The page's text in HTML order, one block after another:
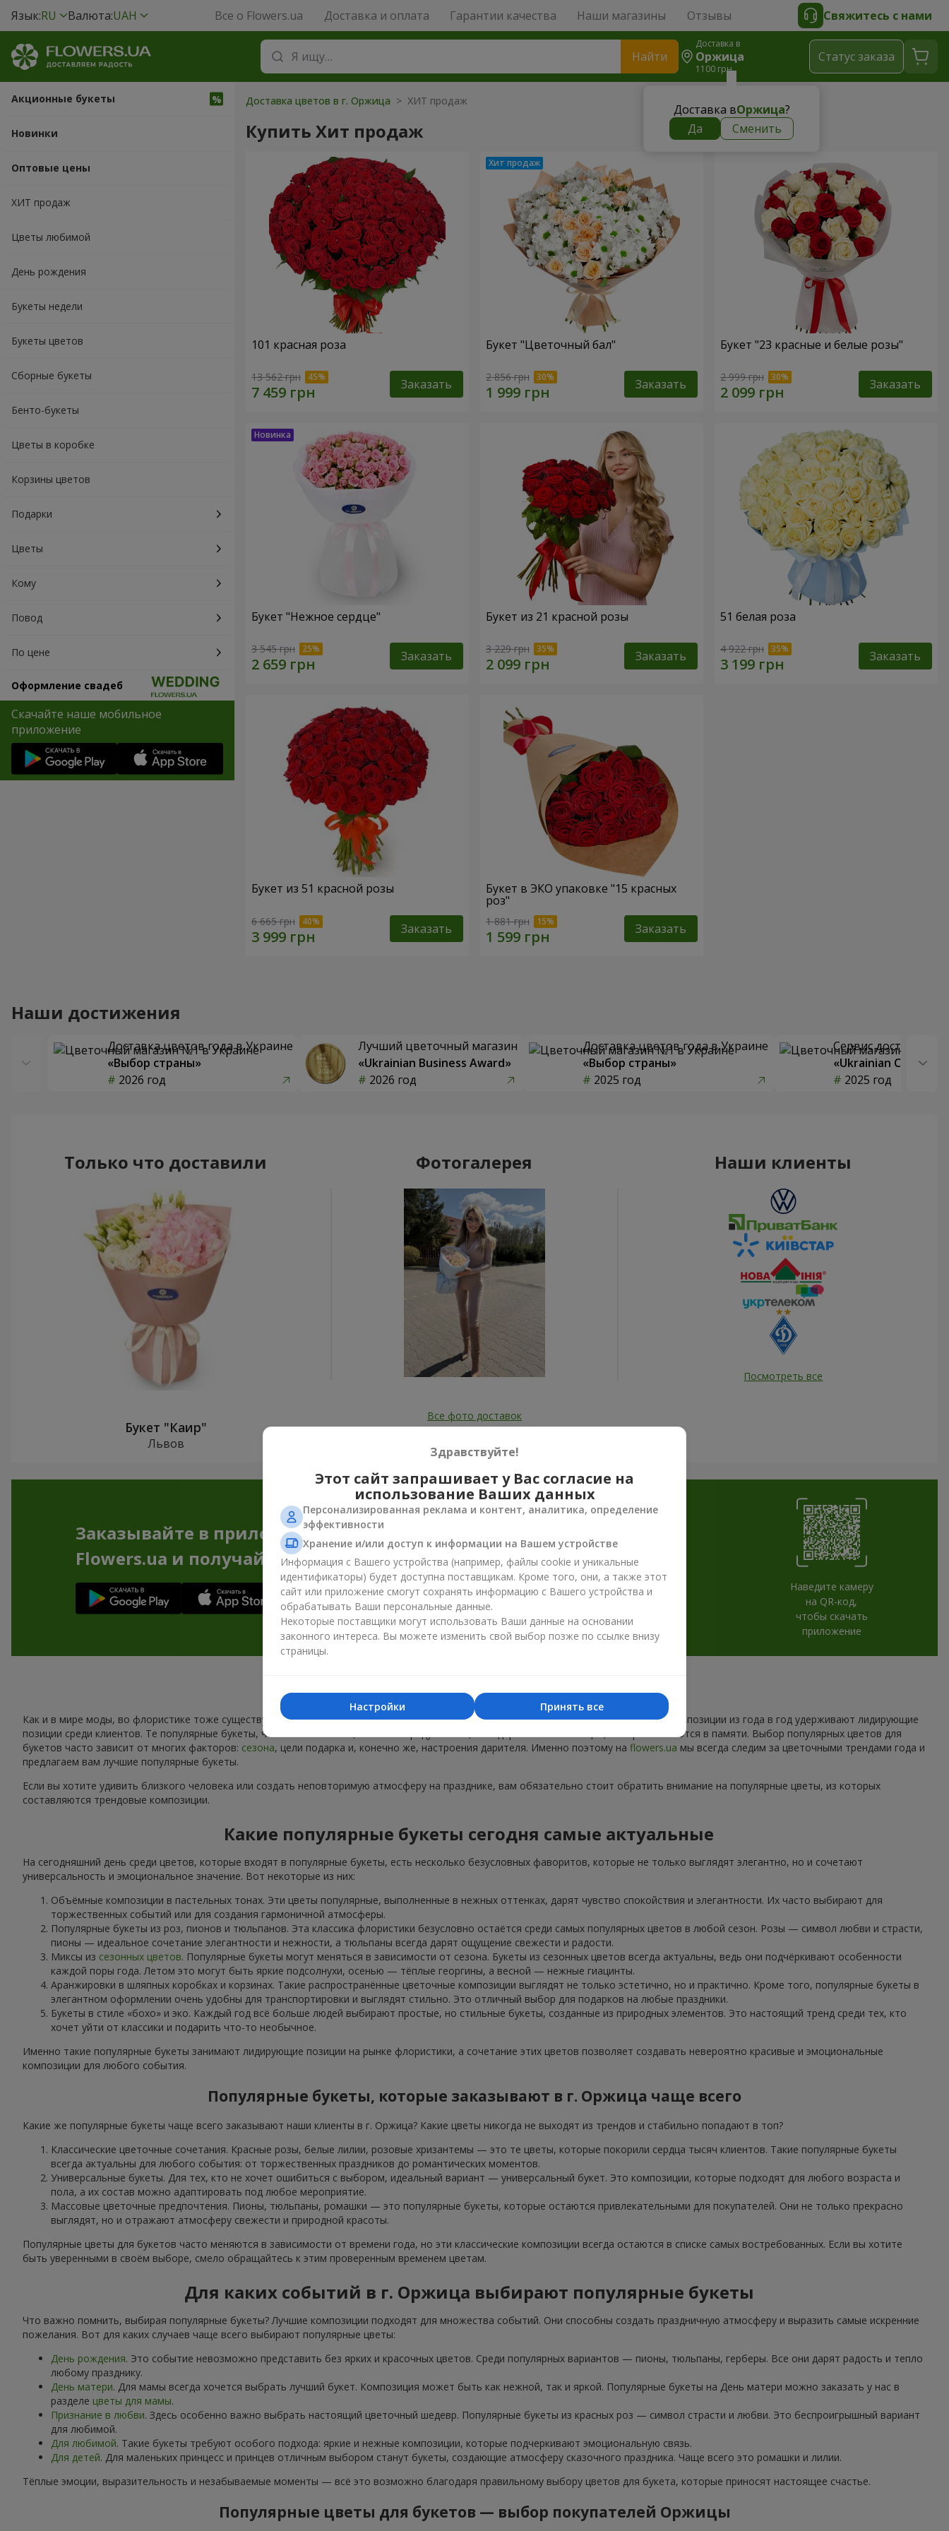
Язык:RU Валюта:UAH Все о Flowers.ua Доставка и оплата Гарантии качества Наши магазины Отзывы Свяжитесь с нами
Найти
Доставка в
Оржица
1100 грн
Доставка вОржица?
Да
Сменить
Cтатус заказа
Акционные букеты
Новинки
Оптовые цены
ХИТ продаж
Цветы любимой
День рождения
Букеты недели
Букеты цветов
Сборные букеты
Бенто-букеты
Цветы в коробке
Корзины цветов
Подарки
Цветы
Кому
Повод
По цене
Оформление свадеб
Скачайте наше мобильное
приложение
Доставка цветов в г. Оржица > ХИТ продаж
Купить Хит продаж
101 красная роза
13 562 грн Заказать
Букет "Цветочный бал"
2 856 грн Заказать
Букет "23 красные и белые розы"
2 999 грн Заказать
Букет "Нежное сердце"
3 545 грн Заказать
Букет из 21 красной розы
3 229 грн Заказать
51 белая роза
4 922 грн Заказать
Букет из 51 красной розы
6 665 грн Заказать
Букет в ЭКО упаковке "15 красных
роз"
1 881 грн Заказать
Наши достижения
Доставка цветов года в Украине
«Выбор страны»
2026 год
Лучший цветочный магазин
«Ukrainian Business Award»
2026 год
Доставка цветов года в Украине
«Выбор страны»
2025 год
Сервис доставки
«Ukrainian Choice»
2025 год
Только что доставили
Букет "Каир"
Львов
Фотогалерея
Все фото доставок
Наши клиенты
Посмотреть все
Заказывайте в приложении
Flowers.ua и получайте бонусы
Наведите камеру
на QR-код,
чтобы скачать
приложение
Популярные букеты — тренды сезона
Как и в мире моды, во флористике тоже существуют свои тренды. Каждый год появляются новые популярные букеты, а некоторые композиции из года в год удерживают лидирующие
позиции среди клиентов. Те популярные букеты, что сейчас на пике, не только радуют глаз, но и дарят особые эмоции, которые остаются в памяти. Выбор популярных цветов для
букетов часто зависит от многих факторов: сезона, цели подарка и, конечно же, настроения дарителя. Именно поэтому на flowers.ua мы всегда следим за цветочными трендами года и
предлагаем вам лучшие популярные букеты.
Если вы хотите удивить близкого человека или создать неповторимую атмосферу на празднике, вам обязательно стоит обратить внимание на популярные цветы, из которых
составляются трендовые композиции.
Какие популярные букеты сегодня самые актуальные
На сегодняшний день среди цветов, которые входят в популярные букеты, есть несколько безусловных фаворитов, которые не только выглядят элегантно, но и сочетают
универсальность и эмоциональное значение. Вот некоторые из них:
Объёмные композиции в пастельных тонах. Эти цветы популярные, выполненные в нежных оттенках, дарят чувство спокойствия и элегантности. Их часто выбирают для
торжественных событий или для создания гармоничной атмосферы.
Популярные букеты из роз, пионов и тюльпанов. Эта классика флористики безусловно остаётся среди самых популярных цветов в любой сезон. Розы — символ любви и страсти,
пионы — идеальное сочетание элегантности и нежности, а тюльпаны всегда дарят ощущение свежести и радости.
Миксы из сезонных цветов. Популярные букеты могут меняться в зависимости от сезона. Букеты из сезонных цветов всегда актуальны, ведь они подчёркивают особенности
каждой поры года. Летом это могут быть яркие подсолнухи, осенью — тёплые георгины, а весной — нежные гиацинты.
Аранжировки в шляпных коробках и корзинах. Такие распространённые цветочные композиции выглядят не только эстетично, но и практично. Кроме того, популярные букеты в
элегантном оформлении очень удобны для транспортировки и выглядят стильно. Это отличный выбор для подарков на любые праздники.
Букеты в стиле «бохо» и эко. Каждый год всё больше людей выбирают простые, но стильные букеты, созданные из природных элементов. Это настоящий тренд среди тех, кто
хочет уйти от классики и подарить что-то необычное.
Именно такие популярные букеты занимают лидирующие позиции на рынке флористики, а сочетание этих цветов позволяет создавать невероятно красивые и эмоциональные
композиции для любого события.
Популярные букеты, которые заказывают в г. Оржица чаще всего
Какие же популярные букеты чаще всего заказывают наши клиенты в г. Оржица? Какие цветы никогда не выходят из трендов и стабильно попадают в топ?
Классические цветочные сочетания. Красные розы, белые лилии, розовые хризантемы — это те цветы, которые покорили сердца тысяч клиентов. Такие популярные букеты
всегда актуальны для любого события: от торжественных праздников до романтических моментов.
Универсальные букеты. Для тех, кто не хочет ошибиться с выбором, идеальный вариант — универсальный букет. Это композиции, которые подходят для любого возраста и
пола, а их состав можно адаптировать под любое мероприятие.
Массовые цветочные предпочтения. Пионы, тюльпаны, ромашки — это популярные букеты, которые остаются привлекательными для покупателей. Они не только прекрасно
выглядят, но и отражают атмосферу свежести и природной красоты.
Популярные цветы для букетов часто меняются в зависимости от времени года, но эти классические композиции всегда остаются в списке самых востребованных. Если вы хотите
быть уверенными в своём выборе, смело обращайтесь к этим проверенным временем цветам.
Для каких событий в г. Оржица выбирают популярные букеты
Что важно помнить, выбирая популярные букеты? Лучшие композиции подходят для множества событий. Они способны создать праздничную атмосферу и выразить самые искренние
пожелания. Вот для каких случаев чаще всего выбирают популярные цветы:
День рождения. Это событие невозможно представить без ярких и красочных цветов. Среди популярных вариантов — пионы, тюльпаны, герберы. Все они дарят радость и тепло
любому празднику.
День матери. Для мамы всегда хочется выбрать лучший букет. Композиция может быть как нежной, так и яркой. Популярные букеты на День матери можно заказать у нас в
разделе цветы для мамы.
Признание в любви. Здесь особенно важно выбрать настоящий цветочный шедевр. Популярные букеты из красных роз — символ страсти и любви. Это беспроигрышный вариант
для любимой.
Для любимой. Такие букеты требуют особого подхода: яркие и нежные композиции, которые подчеркивают эмоциональную связь.
Для детей. Для маленьких принцесс и принцев отличным выбором станут букеты, создающие атмосферу сказочного праздника. Чаще всего это ромашки и лилии.
Тёплые эмоции, выразительность и незабываемые моменты — всё это возможно благодаря правильному выбору цветов для букета, которые приносят настоящее счастье.
Популярные цветы для букетов — выбор покупателей Оржицы
Здравствуйте!
Этот сайт запрашивает у Вас согласие на
использование Ваших данных
Персонализированная реклама и контент, аналитика, определение
эффективности
Хранение и/или доступ к информации на Вашем устройстве
Информация с Вашего устройства (например, файлы cookie и уникальные
идентификаторы) будет доступна поставщикам. Кроме того, они, а также этот
сайт или приложение смогут сохранять информацию с Вашего устройства и
обрабатывать Ваши персональные данные.
Некоторые поставщики могут использовать Ваши данные на основании
законного интереса. Вы можете изменить свой выбор позже по ссылке внизу
страницы.
Принять все
Настройки